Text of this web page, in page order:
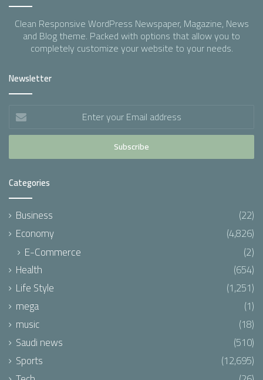
Clean Responsive WordPress Newspaper, Magazine, News
and Blog theme. Packed with options that allow you to
completely customize your website to your needs.
Newsletter
Enter
your
Email
Categories
Business
(22)
Economy
(4,826)
E-Commerce (2)
Health
(654)
Life Style
(1,251)
mega
(1)
music
(18)
Saudi news
(510)
Sports
(12,695)